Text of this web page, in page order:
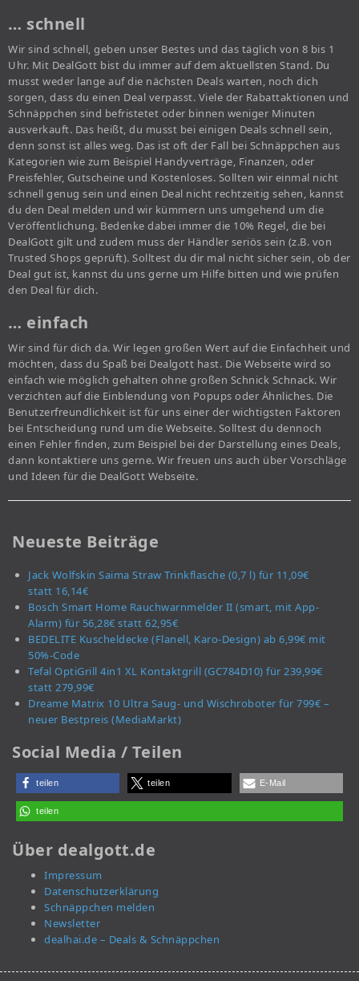
… schnell
Wir sind schnell, geben unser Bestes und das täglich von 8 bis 1
Uhr. Mit DealGott bist du immer auf dem aktuellsten Stand. Du
musst weder lange auf die nächsten Deals warten, noch dich
sorgen, dass du einen Deal verpasst. Viele der Rabattaktionen und
Schnäppchen sind befristetet oder binnen weniger Minuten
ausverkauft. Das heißt, du musst bei einigen Deals schnell sein,
denn sonst ist alles weg. Das ist oft der Fall bei Schnäppchen aus
Kategorien wie zum Beispiel Handyverträge, Finanzen, oder
Preisfehler, Gutscheine und Kostenloses. Sollten wir einmal nicht
schnell genug sein und einen Deal nicht rechtzeitig sehen, kannst
du den Deal melden und wir kümmern uns umgehend um die
Veröffentlichung. Bedenke dabei immer die 10% Regel, die bei
DealGott gilt und zudem muss der Händler seriös sein (z.B. von
Trusted Shops geprüft). Solltest du dir mal nicht sicher sein, ob der
Deal gut ist, kannst du uns gerne um Hilfe bitten und wie prüfen
den Deal für dich.
… einfach
Wir sind für dich da. Wir legen großen Wert auf die Einfachheit und
möchten, dass du Spaß bei Dealgott hast. Die Webseite wird so
einfach wie möglich gehalten ohne großen Schnick Schnack. Wir
verzichten auf die Einblendung von Popups oder Ähnliches. Die
Benutzerfreundlichkeit ist für uns einer der wichtigsten Faktoren
bei Entscheidung rund um die Webseite. Solltest du dennoch
einen Fehler finden, zum Beispiel bei der Darstellung eines Deals,
dann kontaktiere uns gerne. Wir freuen uns auch über Vorschläge
und Ideen für die DealGott Webseite.
Neueste Beiträge
Jack Wolfskin Saima Straw Trinkflasche (0,7 l) für 11,09€
statt 16,14€
Bosch Smart Home Rauchwarnmelder II (smart, mit App-
Alarm) für 56,28€ statt 62,95€
BEDELITE Kuscheldecke (Flanell, Karo-Design) ab 6,99€ mit
50%-Code
Tefal OptiGrill 4in1 XL Kontaktgrill (GC784D10) für 239,99€
statt 279,99€
Dreame Matrix 10 Ultra Saug- und Wischroboter für 799€ –
neuer Bestpreis (MediaMarkt)
Social Media / Teilen
teilen teilen E-Mail
teilen
Über dealgott.de
Impressum
Datenschutzerklärung
Schnäppchen melden
Newsletter
dealhai.de – Deals & Schnäppchen